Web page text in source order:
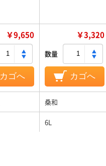
￥9,650
カゴへ
￥3,320
数量
カゴへ
桑和
6L